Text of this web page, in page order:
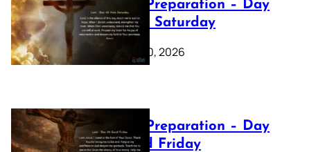
Lenten Preparation – Day
40: Holy Saturday
February 20, 2026
Lenten Preparation – Day
39: Good Friday